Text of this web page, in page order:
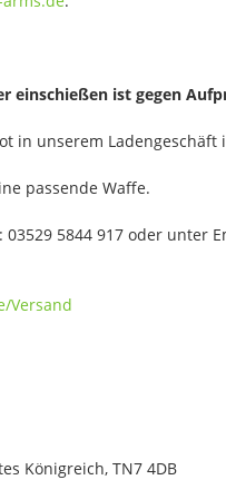
einschießen ist gegen
in unserem
passende Waffe.
5844 917 oder unter
Versand
Königreich, TN7 4DB